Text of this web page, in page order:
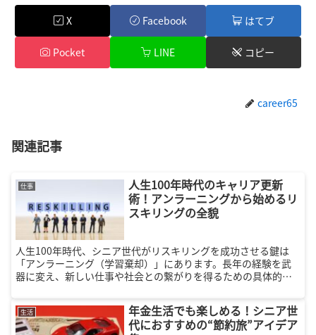
X Facebook はてブ
Pocket LINE コピー
career65
関連記事
仕事
人生100年時代のキャリア更新
術！アンラーニングから始めるリ
スキリングの全貌
人生100年時代、シニア世代がリスキリングを成功させる鍵は
「アンラーニング（学習棄却）」にあります。長年の経験を武
器に変え、新しい仕事や社会との繋がりを得るための具体的な3
ートし、経済的・精神的な充実を手に入れませんか？
生活
年金生活でも楽しめる！シニア世
代におすすめの“節約旅”アイデア